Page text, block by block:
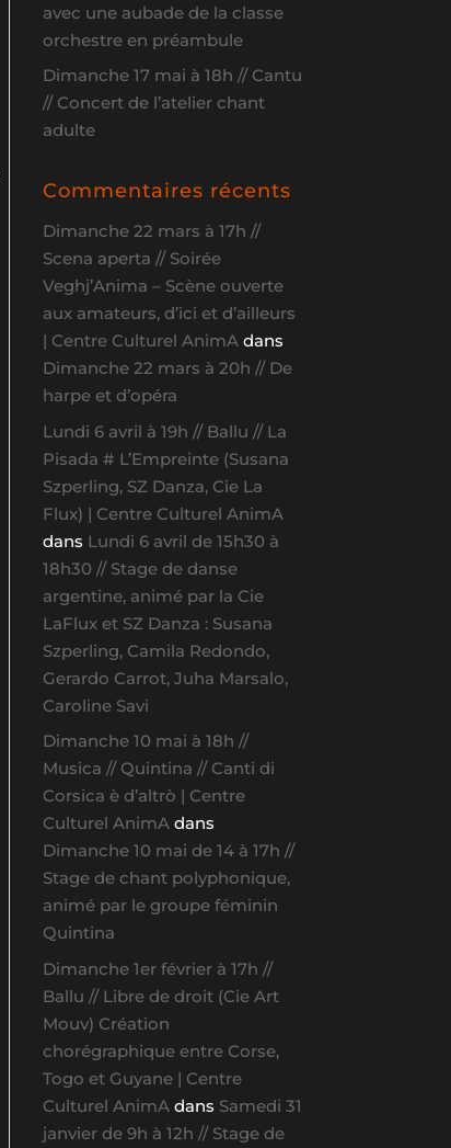
avec une aubade de la classe
orchestre en préambule
Dimanche 17 mai à 18h // Cantu
// Concert de l’atelier chant
adulte
Commentaires récents
Dimanche 22 mars à 17h //
Scena aperta // Soirée
Veghj’Anima – Scène ouverte
aux amateurs, d’ici et d’ailleurs
| Centre Culturel AnimAdans
Dimanche 22 mars à 20h // De
harpe et d’opéra
Lundi 6 avril à 19h // Ballu // La
Pisada # L’Empreinte (Susana
Szperling, SZ Danza, Cie La
Flux) | Centre Culturel AnimA
dans Lundi 6 avril de 15h30 à
18h30 // Stage de danse
argentine, animé par la Cie
LaFlux et SZ Danza : Susana
Szperling, Camila Redondo,
Gerardo Carrot, Juha Marsalo,
Caroline Savi
Dimanche 10 mai à 18h //
Musica // Quintina // Canti di
Corsica è d’altrò | Centre
Culturel AnimAdans
Dimanche 10 mai de 14 à 17h //
Stage de chant polyphonique,
animé par le groupe féminin
Quintina
Dimanche 1er février à 17h //
Ballu // Libre de droit (Cie Art
Mouv) Création
chorégraphique entre Corse,
Togo et Guyane | Centre
Culturel AnimA dans Samedi 31
janvier de 9h à 12h // Stage de